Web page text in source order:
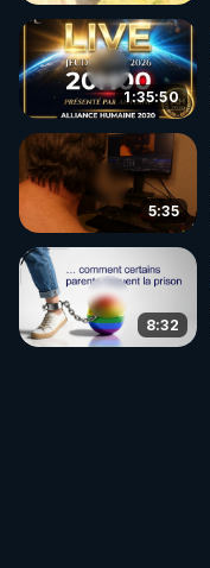
1:35:50
5:35
8:32